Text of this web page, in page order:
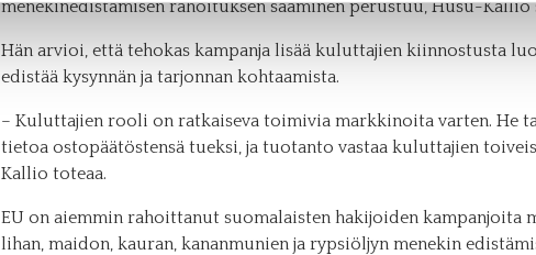
menekinedistämisen rahoituksen saaminen perustuu, Husu-Kallio
Hän arvioi, että tehokas kampanja lisää kuluttajien kiinnostusta
edistää kysynnän ja tarjonnan kohtaamista.
– Kuluttajien rooli on ratkaiseva toimivia markkinoita varten. He
tietoa ostopäätöstensä tueksi, ja tuotanto vastaa kuluttajien
Kallio toteaa.
EU on aiemmin rahoittanut suomalaisten hakijoiden kampanjoita
lihan, maidon, kauran, kananmunien ja rypsiöljyn menekin